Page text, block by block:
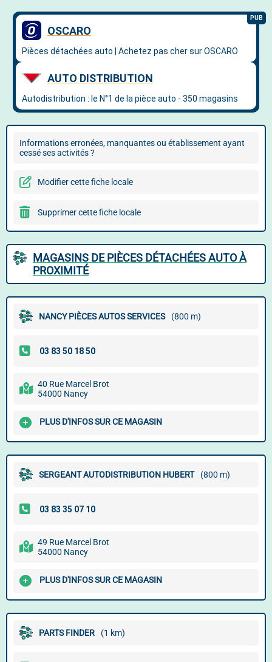
Informations erronées, manquantes ou établissement ayant
cessé ses activités ?
Modifier cette fiche locale
Supprimer cette fiche locale
MAGASINS DE PIÈCES DÉTACHÉES AUTO À
PROXIMITÉ
NANCY PIÈCES AUTOS SERVICES (800 m)
40 Rue Marcel Brot
54000 Nancy
PLUS D'INFOS SUR CE MAGASIN
SERGEANT AUTODISTRIBUTION HUBERT (800 m)
49 Rue Marcel Brot
54000 Nancy
PLUS D'INFOS SUR CE MAGASIN
PARTS FINDER (1 km)